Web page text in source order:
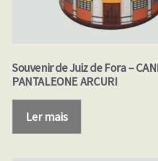
Souvenir de Juiz de Fora –
PANTALEONE ARCURI
Ler mais